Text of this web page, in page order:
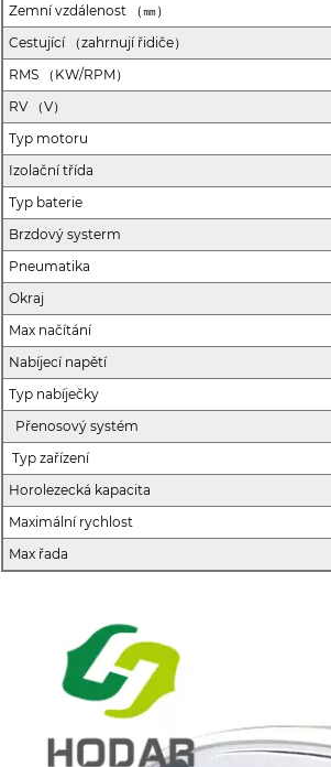
Zemní vzdálenost （㎜）
Cestující （zahrnují řidiče）
RMS （KW/RPM）
RV （V）
Typ motoru
Izolační třída
Typ baterie
Brzdový systerm
Pneumatika
Okraj
Max načítání
Nabíjecí napětí
Typ nabíječky
Přenosový systém
Typ zařízení
Horolezecká kapacita
Maximální rychlost
Max řada